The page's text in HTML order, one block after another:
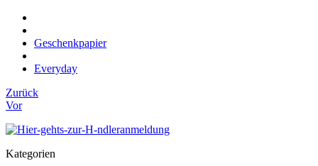
Geschenkpapier
Everyday
Zurück
Vor
Kategorien